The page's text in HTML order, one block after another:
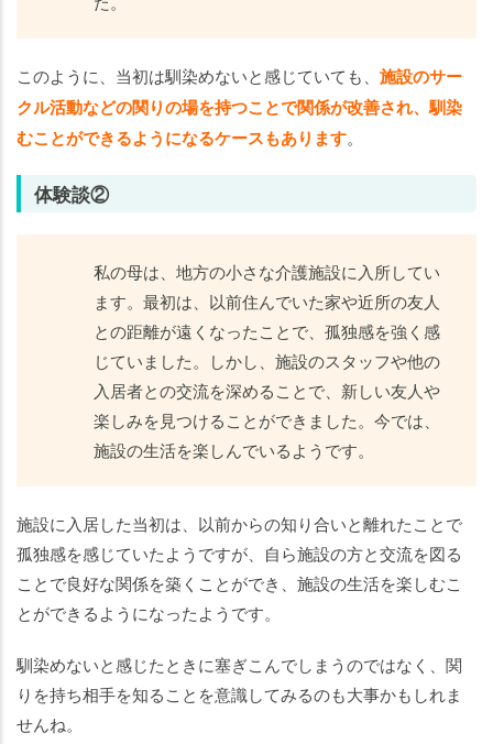
このように、当初は馴染めないと感じていても、 施設のサー
クル活動などの関りの場を持つことで関係が改善され、馴染
むことができるようになるケースもあります。
体験談②
私の母は、地方の小さな介護施設に入所してい
ます。最初は、以前住んでいた家や近所の友人
との距離が遠くなったことで、孤独感を強く感
じていました。しかし、施設のスタッフや他の
入居者との交流を深めることで、新しい友人や
楽しみを見つけることができました。今では、
施設の生活を楽しんでいるようです。
施設に入居した当初は、以前からの知り合いと離れたことで
孤独感を感じていたようですが、自ら施設の方と交流を図る
ことで良好な関係を築くことができ、施設の生活を楽しむこ
とができるようになったようです。
馴染めないと感じたときに塞ぎこんでしまうのではなく、関
りを持ち相手を知ることを意識してみるのも大事かもしれま
せんね。